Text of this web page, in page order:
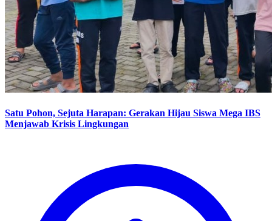
Satu Pohon, Sejuta Harapan: Gerakan Hijau Siswa Mega IBS
Menjawab Krisis Lingkungan